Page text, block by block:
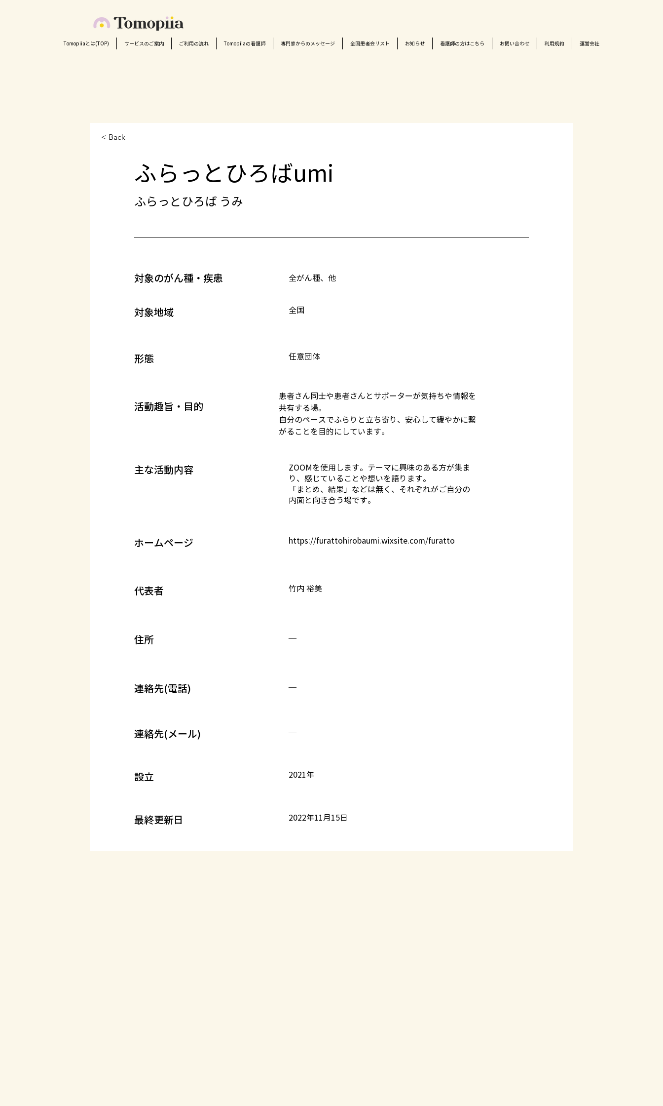
Tomopiiaとは(TOP) サービスのご案内 ご利用の流れ Tomopiiaの看護師 専門家からのメッセージ 全国患者会リスト お知らせ 看護師の方はこちら お問い合わせ 利用規約 運営会社
< Back
ふらっとひろばumi
ふらっとひろば うみ
対象のがん種・疾患
対象地域
形態
活動趣旨・目的
主な活動内容
ホームページ
代表者
住所
連絡先(電話)
連絡先(メール)
設立
最終更新日
全がん種、他
全国
任意団体
患者さん同士や患者さんとサポーターが気持ちや情報を
共有する場。
自分のペースでふらりと立ち寄り、安心して緩やかに繋
がることを目的にしています。
ZOOMを使用します。テーマに興味のある方が集ま
り、感じていることや想いを語ります。
「まとめ、結果」などは無く、それぞれがご自分の
内面と向き合う場です。
https://furattohirobaumi.wixsite.com/furatto
竹内 裕美
—
—
—
2021年
2022年11月15日